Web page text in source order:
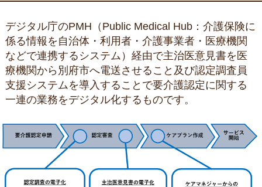
デジタル庁のPMH（Public Medical Hub：介護保険に
係る情報を自治体・利用者・介護事業者・医療機関
などで連携するシステム）経由で主治医意見書を医
療機関から別府市へ電送させること及び認定調査員
支援システムを導入することで要介護認定に関する
一連の業務をデジタル化するものです。